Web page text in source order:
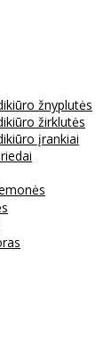
žnyplutės
žirklutės
įrankiai